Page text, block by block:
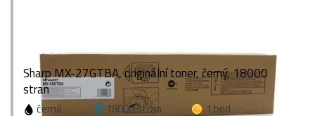
Sharp MX-27GTBA, originální toner, černý, 18000
stran
černá 18000 stran 1 bod